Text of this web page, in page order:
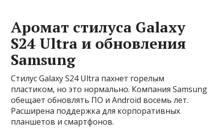
Аромат стилуса Galaxy
S24 Ultra и обновления
Samsung
Стилус Galaxy S24 Ultra пахнет горелым
пластиком, но это нормально. Компания Samsung
обещает обновлять ПО и Android восемь лет.
Расширена поддержка для корпоративных
планшетов и смартфонов.